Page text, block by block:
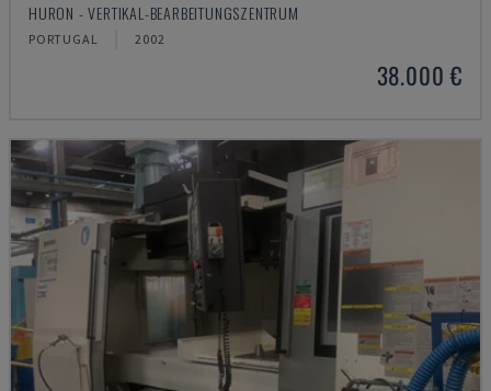
HURON - VERTIKAL-BEARBEITUNGSZENTRUM
PORTUGAL 2002
38.000 €